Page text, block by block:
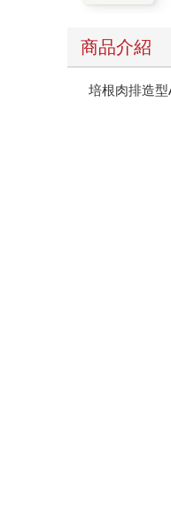
商品介紹
培根肉排造